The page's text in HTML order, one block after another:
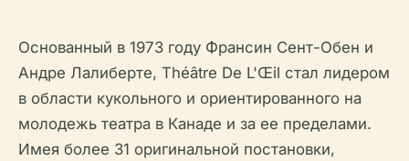
Основанный в 1973 году Франсин Сент-Обен и
Андре Лалиберте, Théâtre De L'Œil стал лидером
в области кукольного и ориентированного на
молодежь театра в Канаде и за ее пределами.
Имея более 31 оригинальной постановки,